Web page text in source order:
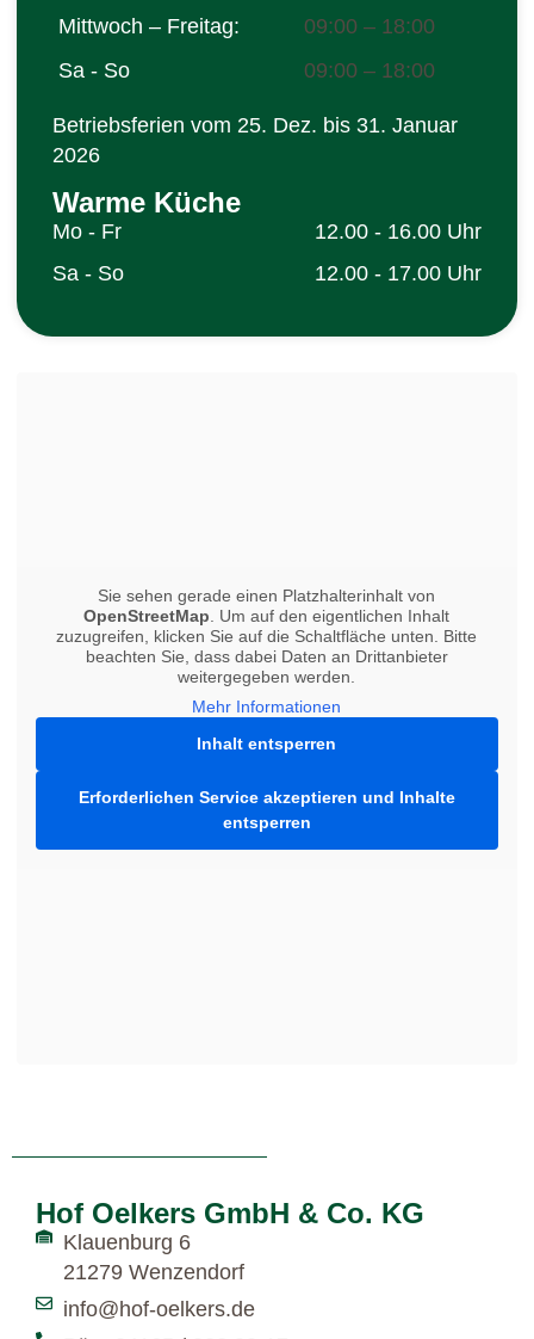
Sie sehen gerade einen Platzhalterinhalt von
OpenStreetMap. Um auf den eigentlichen Inhalt
zuzugreifen, klicken Sie auf die Schaltfläche unten. Bitte
beachten Sie, dass dabei Daten an Drittanbieter
weitergegeben werden.
Mehr Informationen
Inhalt entsperren
Erforderlichen Service akzeptieren und Inhalte
entsperren
Mittwoch – Freitag:
09:00 – 18:00
Sa - So
09:00 – 18:00
Betriebsferien vom 25. Dez. bis 31. Januar
2026
Warme Küche
Mo - Fr
12.00 - 16.00 Uhr
Sa - So
12.00 - 17.00 Uhr
Hof Oelkers GmbH & Co. KG
Klauenburg 6
21279 Wenzendorf
info@hof-oelkers.de